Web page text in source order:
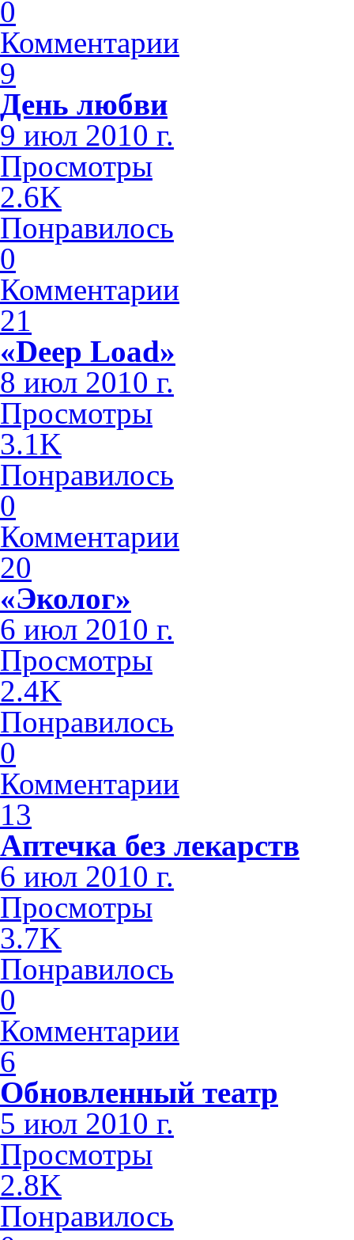
0
Комментарии
9
День любви
9 июл 2010 г.
Просмотры
2.6K
Понравилось
0
Комментарии
21
«Deep Load»
8 июл 2010 г.
Просмотры
3.1K
Понравилось
0
Комментарии
20
«Эколог»
6 июл 2010 г.
Просмотры
2.4K
Понравилось
0
Комментарии
13
Аптечка без лекарств
6 июл 2010 г.
Просмотры
3.7K
Понравилось
0
Комментарии
6
Обновленный театр
5 июл 2010 г.
Просмотры
2.8K
Понравилось